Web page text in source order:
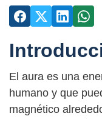
El aura es una
humano y que
magnético